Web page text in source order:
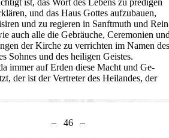
und das Haus Gottes aufzubauen,
und zu regieren in Sanftmuth und
auch alle die Gebräuche, Ceremonien
der Kirche zu verrichten im Namen des
Sohnes und des heiligen Geistes.
immer auf Erden diese Macht und Ge-
der ist der Vertreter des Heilandes, der
– 46 –